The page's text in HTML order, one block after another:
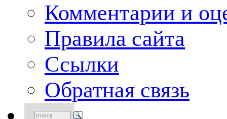
Комментарии и
Правила сайта
Ссылки
Обратная связь